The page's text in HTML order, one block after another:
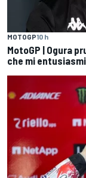
MOTOGP10 h
MotoGP | Ogura
che mi